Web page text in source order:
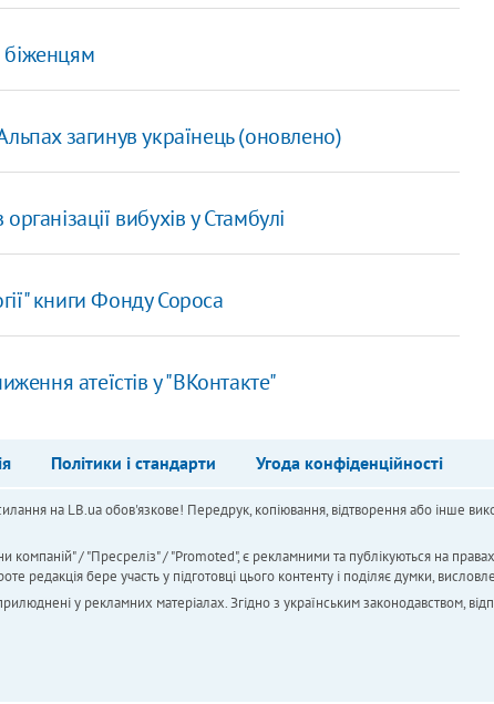
загинув українець (оновлено)
вибухів у Стамбулі
книги Фонду Сороса
атеїстів у "ВКонтакте"
Політики і стандарти Угода конфіденційності
на LB.ua обов'язкове! Передрук, копіювання, відтворення або інше
компаній" / "Пресреліз" / "Promoted", є рекламними та публікуються на
бере участь у підготовці цього контенту і поділяє думки,
у рекламних матеріалах. Згідно з українським законодавством,